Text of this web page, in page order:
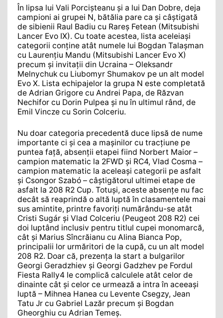
În lipsa lui Vali Porcișteanu și a lui Dan Dobre, deja
campioni ai grupei N, bătălia pare ca și câștigată
de sibienii Raul Badiu cu Rareș Fetean (Mitsubishi
Lancer Evo IX). Cu toate acestea, lista aceleiași
categorii conține atât numele lui Bogdan Talașman
cu Laurențiu Mandu (Mitsubishi Lancer Evo X)
precum și invitații din Ucraina – Oleksandr
Melnychuk cu Liubomyr Shumakov pe un alt model
Evo X. Lista echipajelor la grupa N este completată
de Adrian Grigore cu Andrei Papa, de Răzvan
Nechifor cu Dorin Pulpea și nu în ultimul rând, de
Emil Vincze cu Sorin Colceriu.
Nu doar categoria precedentă duce lipsă de nume
importante ci și cea a mașinilor cu tracțiune pe
puntea față, absenții etapei fiind Norbert Maior –
campion matematic la 2FWD și RC4, Vlad Cosma –
campion matematic la aceleași categorii pe asfalt
și Csongor Szabó – câștigătorul ultimei etape de
asfalt la 208 R2 Cup. Totuși, aceste absențe nu fac
decât să reaprindă o altă luptă în clasamentele mai
sus amintite, printre favoriți numărându-se atât
Cristi Sugár și Vlad Colceriu (Peugeot 208 R2) cei
doi luptând inclusiv pentru titlul cupei monomarcă,
cât și Marius Sîncrăianu cu Alina Bianca Pop,
principalii lor urmăritori de la cupă, cu un alt model
208 R2. Doar că, prezența la start a bulgarilor
Georgi Geradzhiev și Georgi Gadzhev pe Fordul
Fiesta Rally4 le complică calculele atât celor de
dinainte cât și celor ce urmează a intra în aceeași
luptă – Mihnea Hanea cu Levente Csegzy, Jean
Tatu Jr cu Gabriel Lazăr precum și Bogdan
Gheorghiu cu Adrian Temeș.